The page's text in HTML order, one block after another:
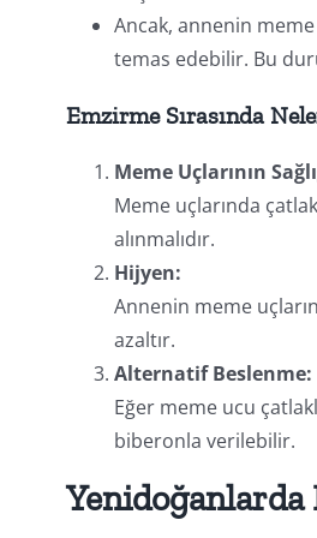
Ancak, annenin
temas edebilir. Bu
Emzirme Sırasında
Meme Uçlarının
Meme uçlarında
alınmalıdır.
Hijyen:
Annenin meme
azaltır.
Alternatif Beslenme:
Eğer meme ucu
biberonla verilebilir.